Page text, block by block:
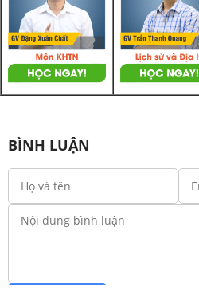
BÌNH LUẬN